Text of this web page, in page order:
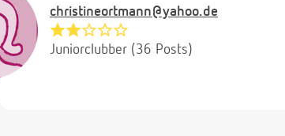
christineortmann@yahoo.de
Juniorclubber (36 Posts)